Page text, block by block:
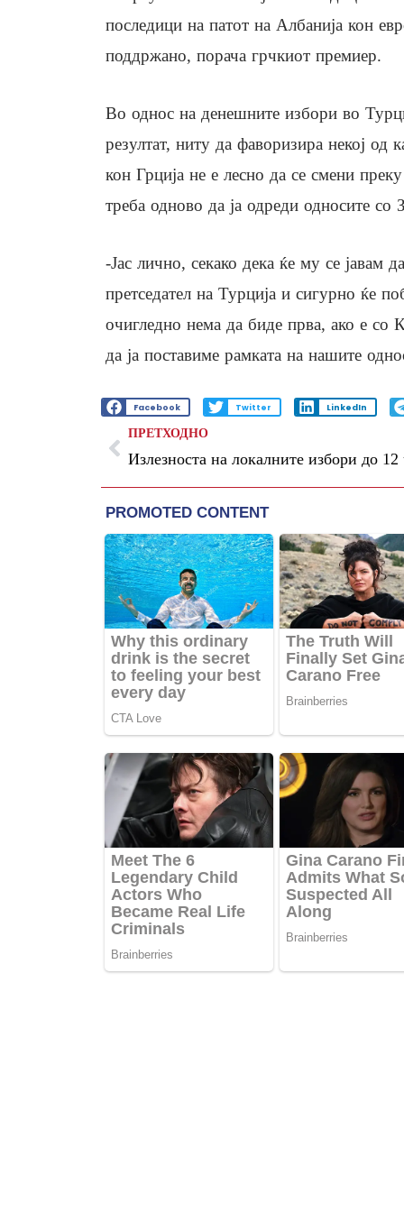
последици на патот на Албанија кон
поддржано, порача грчкиот премиер.
Во однос на денешните избори во
резултат, ниту да фаворизира некој од
кон Грција не е лесно да се смени
треба одново да ја одреди односите
-Јас лично, секако дека ќе му се јавам
претседател на Турција и сигурно ќе
очигледно нема да биде прва, ако е со
да ја поставиме рамката на нашите
Facebook Twitter LinkedIn
ПРЕТХОДНО